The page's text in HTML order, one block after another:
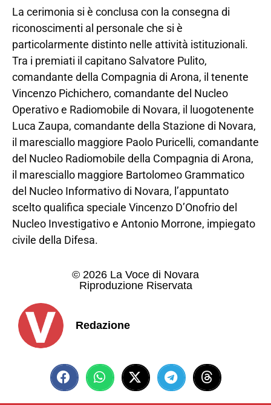
La cerimonia si è conclusa con la consegna di
riconoscimenti al personale che si è
particolarmente distinto nelle attività istituzionali.
Tra i premiati il capitano Salvatore Pulito,
comandante della Compagnia di Arona, il tenente
Vincenzo Pichichero, comandante del Nucleo
Operativo e Radiomobile di Novara, il luogotenente
Luca Zaupa, comandante della Stazione di Novara,
il maresciallo maggiore Paolo Puricelli, comandante
del Nucleo Radiomobile della Compagnia di Arona,
il maresciallo maggiore Bartolomeo Grammatico
del Nucleo Informativo di Novara, l’appuntato
scelto qualifica speciale Vincenzo D’Onofrio del
Nucleo Investigativo e Antonio Morrone, impiegato
civile della Difesa.
© 2026 La Voce di Novara
Riproduzione Riservata
Redazione